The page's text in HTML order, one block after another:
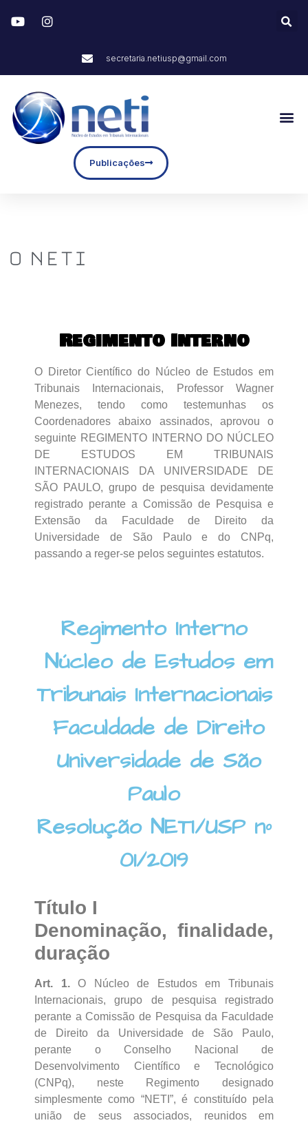
secretaria.netiusp@gmail.com
Publicações
O NETI
Regimento Interno
O Diretor Científico do Núcleo de Estudos em
Tribunais Internacionais, Professor Wagner
Menezes, tendo como testemunhas os
Coordenadores abaixo assinados, aprovou o
seguinte REGIMENTO INTERNO DO NÚCLEO
DE ESTUDOS EM TRIBUNAIS
INTERNACIONAIS DA UNIVERSIDADE DE
SÃO PAULO, grupo de pesquisa devidamente
registrado perante a Comissão de Pesquisa e
Extensão da Faculdade de Direito da
Universidade de São Paulo e do CNPq,
passando a reger-se pelos seguintes estatutos.
Regimento Interno
Núcleo de Estudos em
Tribunais Internacionais
Faculdade de Direito
Universidade de São
Paulo
Resolução NETI/USP nº
01/2019
Título I
Denominação, finalidade,
duração
Art. 1.O Núcleo de Estudos em Tribunais
Internacionais, grupo de pesquisa registrado
perante a Comissão de Pesquisa da Faculdade
de Direito da Universidade de São Paulo,
perante o Conselho Nacional de
Desenvolvimento Científico e Tecnológico
(CNPq), neste Regimento designado
simplesmente como “NETI”, é constituído pela
união de seus associados, reunidos em